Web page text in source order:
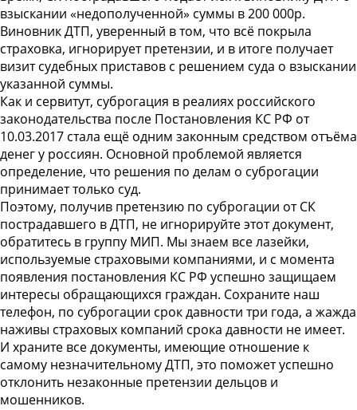
взыскании «недополученной» суммы в 200 000р.
Виновник ДТП, уверенный в том, что всё покрыла
страховка, игнорирует претензии, и в итоге получает
визит судебных приставов с решением суда о взыскании
указанной суммы.
Как и сервитут, суброгация в реалиях российского
законодательства после Постановления КС РФ от
10.03.2017 стала ещё одним законным средством отъёма
денег у россиян. Основной проблемой является
определение, что решения по делам о суброгации
принимает только суд.
Поэтому, получив претензию по суброгации от СК
пострадавшего в ДТП, не игнорируйте этот документ,
обратитесь в группу МИП. Мы знаем все лазейки,
используемые страховыми компаниями, и с момента
появления постановления КС РФ успешно защищаем
интересы обращающихся граждан. Сохраните наш
телефон, по суброгации срок давности три года, а жажда
наживы страховых компаний срока давности не имеет.
И храните все документы, имеющие отношение к
самому незначительному ДТП, это поможет успешно
отклонить незаконные претензии дельцов и
мошенников.